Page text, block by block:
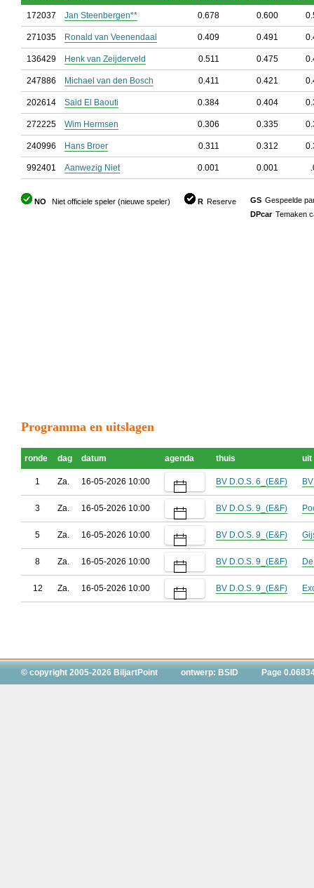
172037 Jan Steenbergen** 0.678 0.600
271035 Ronald van Veenendaal 0.409 0.491
136429 Henk van Zeijderveld 0.511 0.475
247886 Michael van den Bosch 0.411 0.421
202614 Said El Baouti 0.384 0.404
272225 Wim Hermsen 0.306 0.335
240996 Hans Broer 0.311 0.312
992401 Aanwezig Niet 0.001 0.001
NO Niet officiele speler (nieuwe speler) R Reserve GS Gespeelde
DPcar Temaken
Programma en uitslagen
ronde dag datum agenda thuis uit
1 Za. 16-05-2026 10:00 BV D.O.S. 6_(E&F)
3 Za. 16-05-2026 10:00 BV D.O.S. 9_(E&F)
5 Za. 16-05-2026 10:00 BV D.O.S. 9_(E&F)
8 Za. 16-05-2026 10:00 BV D.O.S. 9_(E&F)
12 Za. 16-05-2026 10:00 BV D.O.S. 9_(E&F)
© copyright 2005-2026 BiljartPoint ontwerp: BSID Page